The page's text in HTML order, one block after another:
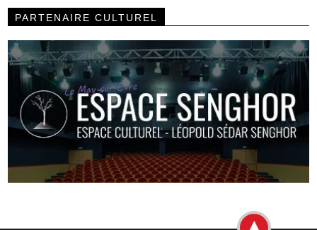
PARTENAIRE CULTUREL